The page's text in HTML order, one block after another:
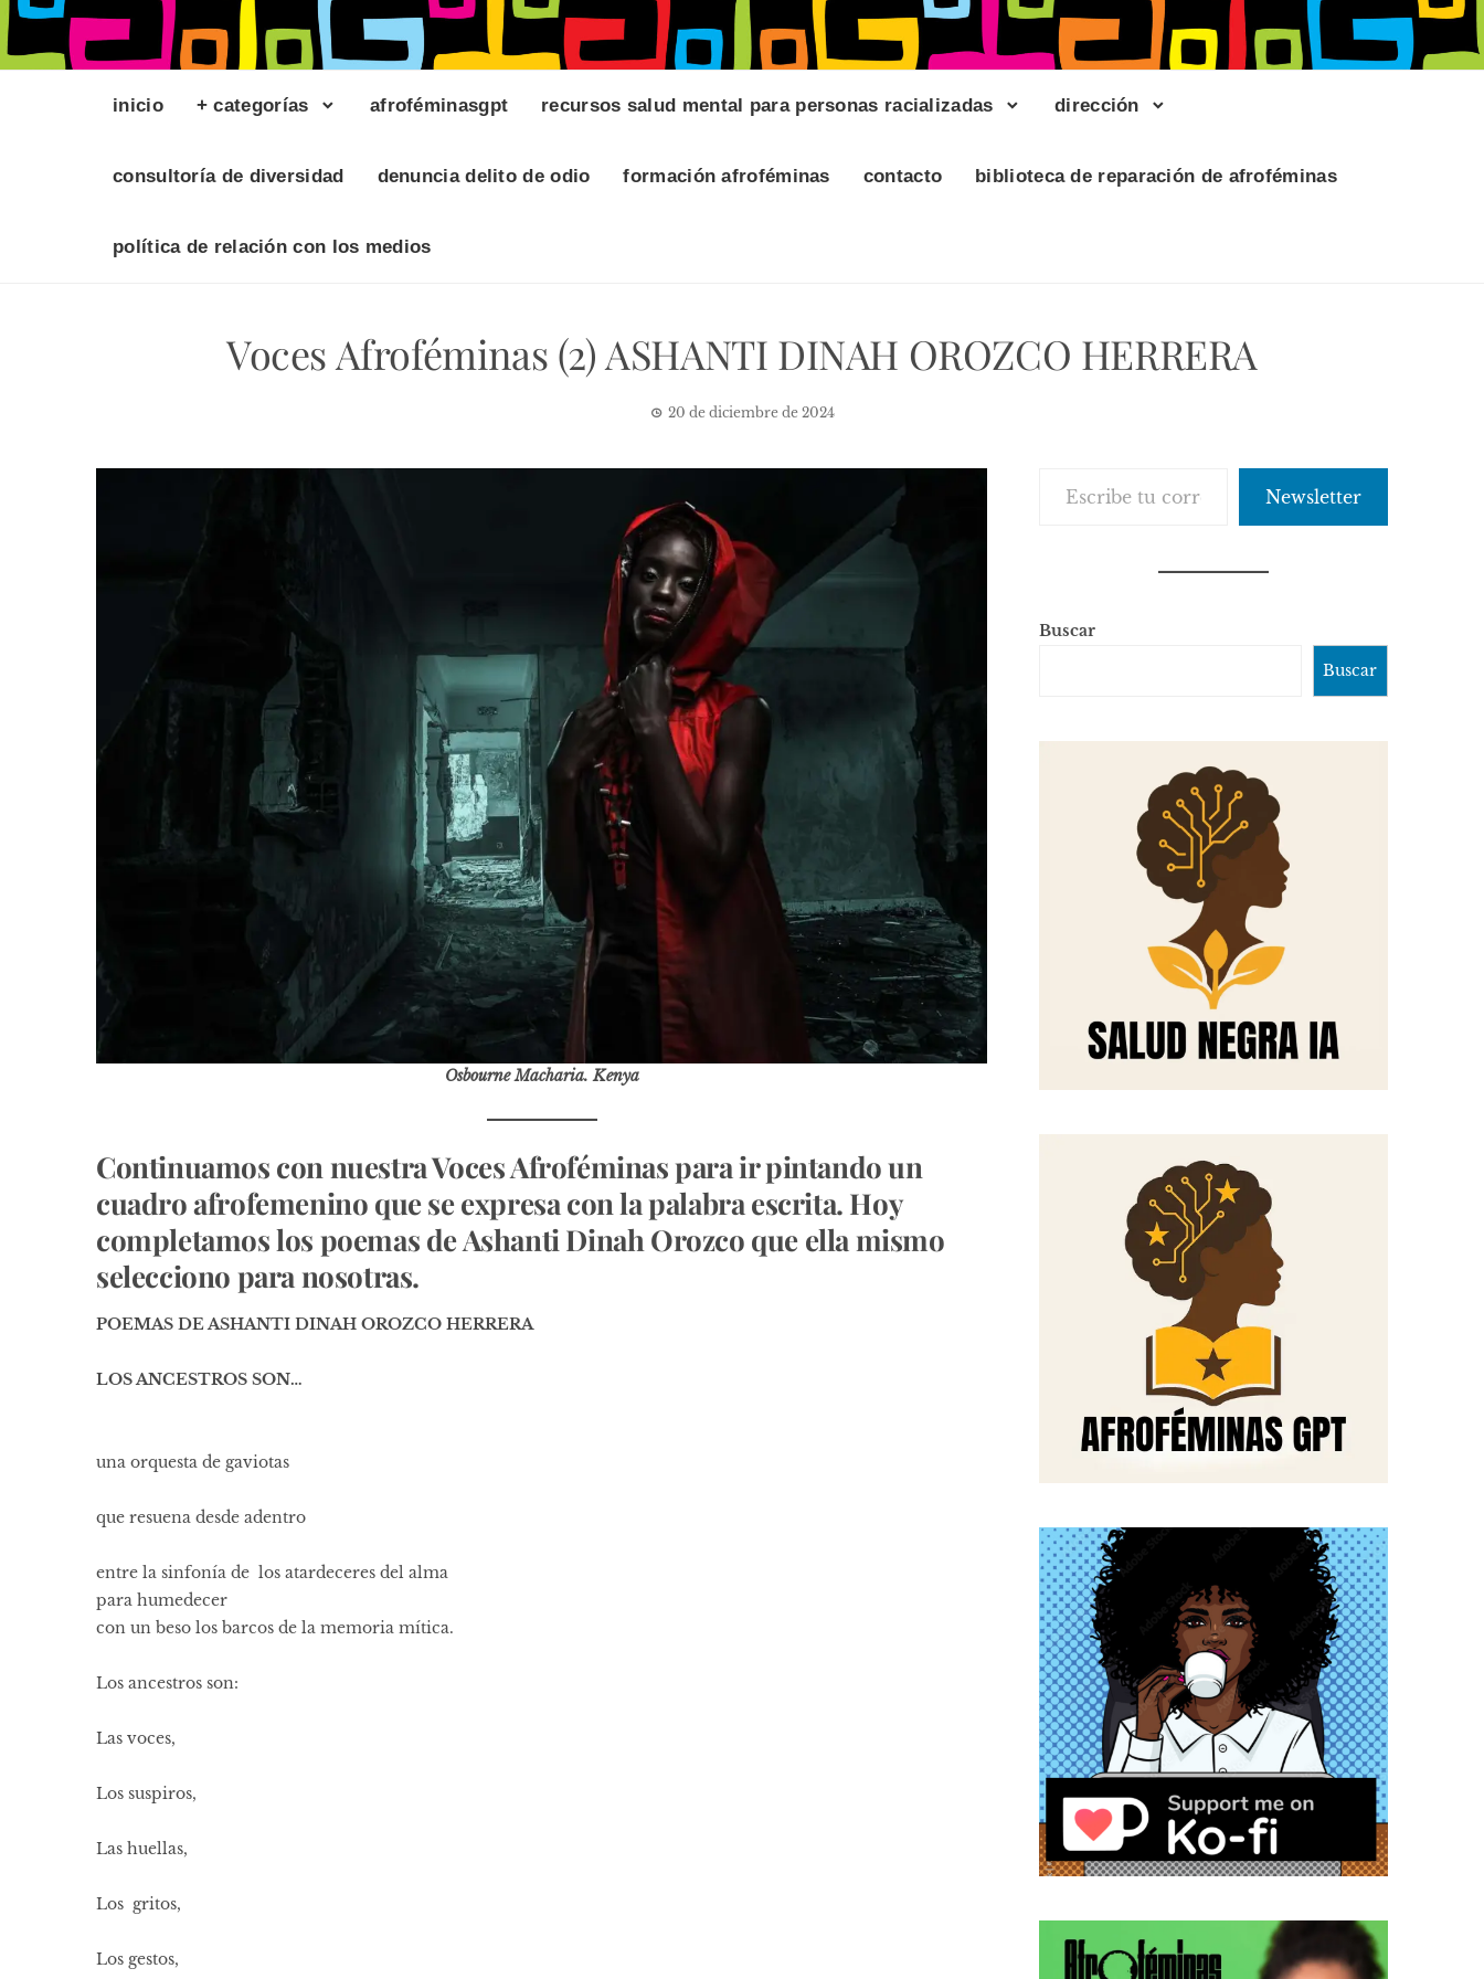
inicio + categorías afroféminasgpt recursos salud mental para personas racializadas dirección
consultoría de diversidad denuncia delito de odio formación afroféminas contacto biblioteca de reparación de afroféminas
política de relación con los medios
Voces Afroféminas (2) ASHANTI DINAH OROZCO HERRERA
20 de diciembre de 2024
Osbourne Macharia. Kenya
Continuamos con nuestra Voces Afroféminas para ir pintando un
cuadro afrofemenino que se expresa con la palabra escrita. Hoy
completamos los poemas de Ashanti Dinah Orozco que ella mismo
selecciono para nosotras.
POEMAS DE ASHANTI DINAH OROZCO HERRERA
LOS ANCESTROS SON…
una orquesta de gaviotas
que resuena desde adentro
entre la sinfonía de los atardeceres del alma
para humedecer
con un beso los barcos de la memoria mítica.
Los ancestros son:
Las voces,
Los suspiros,
Las huellas,
Los gritos,
Los gestos,
Newsletter
Buscar
Buscar